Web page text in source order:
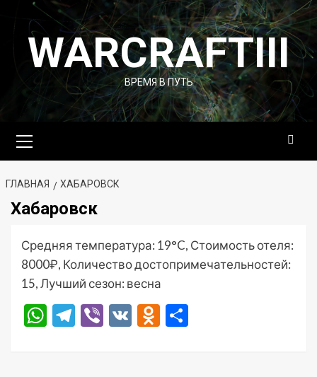
Перейти
содержимому
WARCRAFTIII
ВРЕМЯ В ПУТЬ
меню
ГЛАВНАЯ ХАБАРОВСК
Хабаровск
Средняя температура: 19°C, Стоимость отеля:
8000₽, Количество достопримечательностей:
15, Лучший сезон: весна
WhatsApp
Telegram
Viber
VK Odnoklassniki